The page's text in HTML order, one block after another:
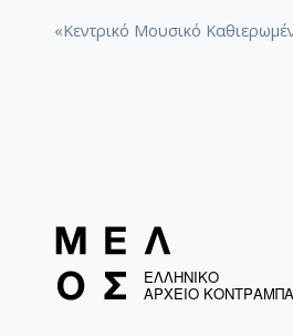
«Κεντρικό Μουσικό